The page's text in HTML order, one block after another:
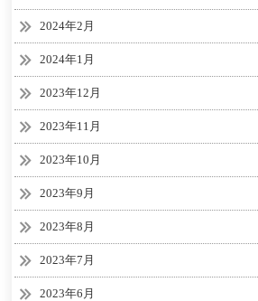
2024年2月
2024年1月
2023年12月
2023年11月
2023年10月
2023年9月
2023年8月
2023年7月
2023年6月